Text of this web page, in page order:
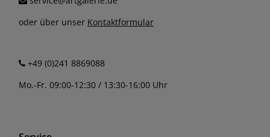
oder über unser Kontaktformular
+49 (0)241 8869088
Mo.-Fr. 09:00-12:30 / 13:30-16:00 Uhr